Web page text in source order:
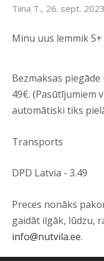
Bezmaksas
49€. (Pasūtījumiem
automātiski tiks
Transports
DPD Latvia - 3.49
Preces nonāks
gaidāt ilgāk, lūdzu,
info@nutvila.ee.
Tiina T., 26. sept. 2023
Minu uus lemmik 5+